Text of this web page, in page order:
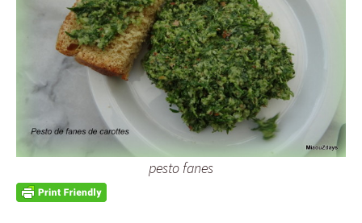
pesto fanes